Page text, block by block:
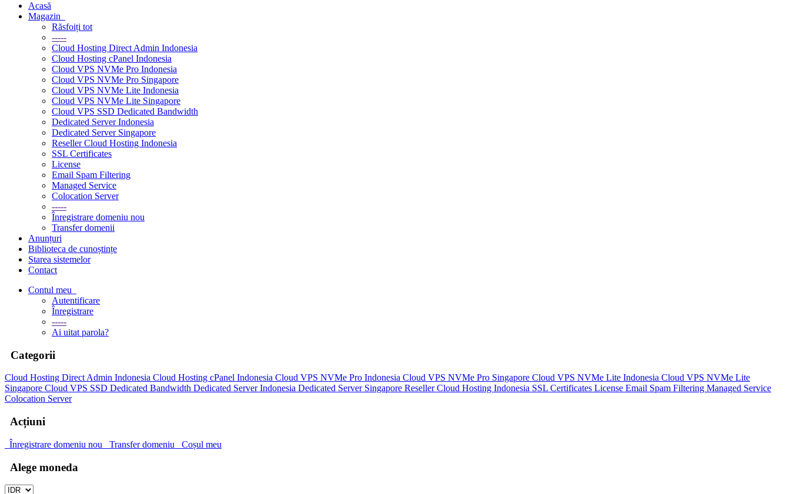
Acasă
Magazin
Răsfoiți tot
-----
Cloud Hosting Direct Admin Indonesia
Cloud Hosting cPanel Indonesia
Cloud VPS NVMe Pro Indonesia
Cloud VPS NVMe Pro Singapore
Cloud VPS NVMe Lite Indonesia
Cloud VPS NVMe Lite Singapore
Cloud VPS SSD Dedicated Bandwidth
Dedicated Server Indonesia
Dedicated Server Singapore
Reseller Cloud Hosting Indonesia
SSL Certificates
License
Email Spam Filtering
Managed Service
Colocation Server
-----
Înregistrare domeniu nou
Transfer domenii
Anunțuri
Biblioteca de cunoștințe
Starea sistemelor
Contact
Contul meu
Autentificare
Înregistrare
-----
Ai uitat parola?
Categorii
Cloud Hosting Direct Admin Indonesia Cloud Hosting cPanel Indonesia Cloud VPS NVMe Pro Indonesia Cloud VPS NVMe Pro Singapore Cloud VPS NVMe Lite Indonesia Cloud VPS NVMe Lite
Singapore Cloud VPS SSD Dedicated Bandwidth Dedicated Server Indonesia Dedicated Server Singapore Reseller Cloud Hosting Indonesia SSL Certificates License Email Spam Filtering Managed Service
Colocation Server
Acțiuni
Înregistrare domeniu nou Transfer domeniu Coșul meu
Alege moneda